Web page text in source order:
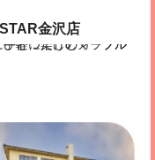
金沢店
楽しむカラフル体験アート